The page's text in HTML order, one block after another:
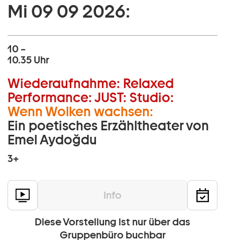
Mi 09 09 2026:
10 –
10.35 Uhr
Wiederaufnahme: Relaxed
Performance:JUST: Studio:
Wenn Wolken wachsen:
Ein poetisches Erzähltheater von
Emel Aydoğdu
3+
Info
Diese Vorstellung ist nur über das
Gruppenbüro buchbar